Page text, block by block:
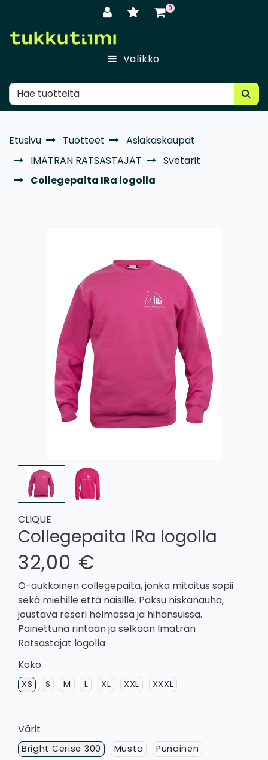
0
Valikko
Etusivu Tuotteet
Asiakaskaupat
IMATRAN RATSASTAJAT
Svetarit
Collegepaita IRa logolla
CLIQUE
Collegepaita IRa logolla
32,00 €
O-aukkoinen collegepaita, jonka mitoitus sopii
sekä miehille että naisille. Paksu niskanauha,
joustava resori helmassa ja hihansuissa.
Painettuna rintaan ja selkään Imatran
Ratsastajat logolla.
Koko
XS S M L XL XXL XXXL
Värit
Bright Cerise 300 Musta
Punainen